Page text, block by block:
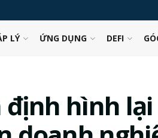
LÝ ỨNG DỤNG DEFI
định hình